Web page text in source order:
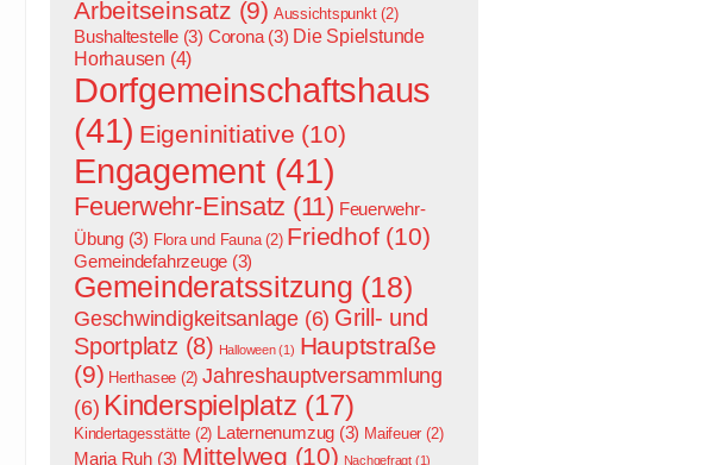
Arbeitseinsatz (9) Aussichtspunkt(2)
Bushaltestelle(3) Corona(3) Die Spielstunde
Horhausen (4)
Dorfgemeinschaftshaus
(41) Eigeninitiative (10)
Engagement(41)
Feuerwehr-Einsatz (11) Feuerwehr-
Übung(3) Flora und Fauna(2) Friedhof(10)
Gemeindefahrzeuge (3)
Gemeinderatssitzung (18)
Geschwindigkeitsanlage (6) Grill- und
Sportplatz (8) Halloween(1) Hauptstraße
(9) Herthasee (2) Jahreshauptversammlung
(6) Kinderspielplatz (17)
Kindertagesstätte (2) Laternenumzug (3) Maifeuer (2)
Maria Ruh(3) Mittelweg (10) Nachgefragt (1)